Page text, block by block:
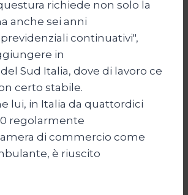
richiede non solo la
anche sei anni
continuativi",
in
Sud Italia, dove di lavoro ce
certo stabile.
lui, in Italia da quattordici
regolarmente
di commercio come
è riuscito